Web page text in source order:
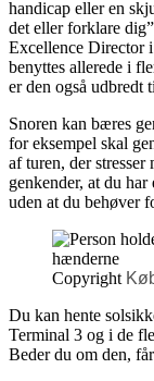
handicap eller en
det eller forklare
Excellence Director
benyttes allerede i
er den også udbredt
Snoren kan bæres
for eksempel skal
af turen, der stresser
genkender, at du
uden at du behøver
Copyright
Du kan hente
Terminal 3 og i de
Beder du om den,